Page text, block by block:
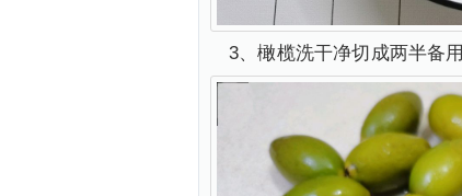
3、橄榄洗干净切成两半备用